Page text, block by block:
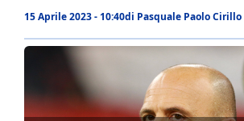
15 Aprile 2023 - 10:40di Pasquale Paolo Cirillo